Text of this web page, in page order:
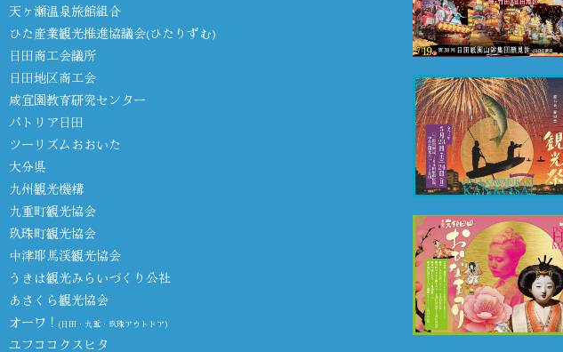
天ヶ瀬温泉旅館組合
ひた産業観光推進協議会(ひたりずむ)
日田商工会議所
日田地区商工会
咸宜園教育研究センター
パトリア日田
ツーリズムおおいた
大分県
九州観光機構
九重町観光協会
玖珠町観光協会
中津耶馬渓観光協会
うきは観光みらいづくり公社
あさくら観光協会
オーワ！ (日田・九重・玖珠アウトドア)
ユフココクスヒタ